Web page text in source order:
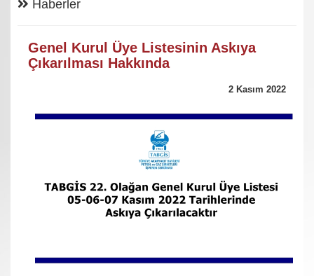
Haberler
Genel Kurul Üye Listesinin Askıya
Çıkarılması Hakkında
2 Kasım 2022